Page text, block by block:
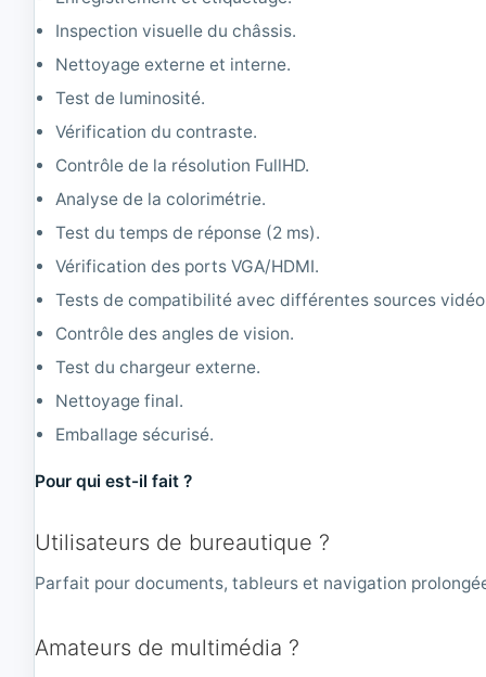
Inspection visuelle du châssis.
Nettoyage externe et interne.
Test de luminosité.
Vérification du contraste.
Contrôle de la résolution FullHD.
Analyse de la colorimétrie.
Test du temps de réponse (2 ms).
Vérification des ports VGA/HDMI.
Tests de compatibilité avec différentes sources
Contrôle des angles de vision.
Test du chargeur externe.
Nettoyage final.
Emballage sécurisé.
Pour qui est-il fait ?
Utilisateurs de bureautique ?
Parfait pour documents, tableurs et navigation
Amateurs de multimédia ?